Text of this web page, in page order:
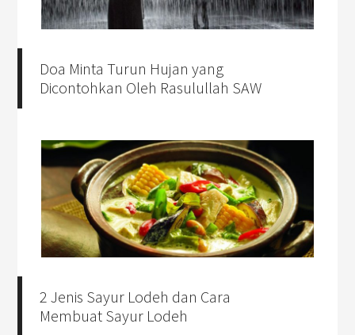
Doa Minta Turun Hujan yang
Dicontohkan Oleh Rasulullah SAW
2 Jenis Sayur Lodeh dan Cara
Membuat Sayur Lodeh